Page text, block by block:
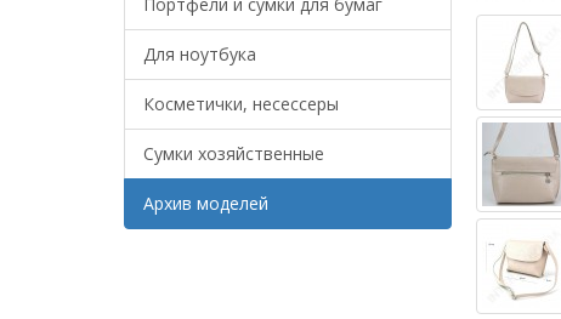
Для ноутбука
Косметички, несессеры
Сумки хозяйственные
Архив моделей